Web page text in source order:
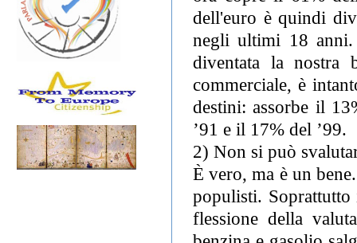
dell'euro è quindi
negli ultimi 18 anni.
diventata la nostra
commerciale, è
destini: assorbe il
’91 e il 17% del ’99.
2) Non si può
È vero, ma è un
populisti.
flessione della